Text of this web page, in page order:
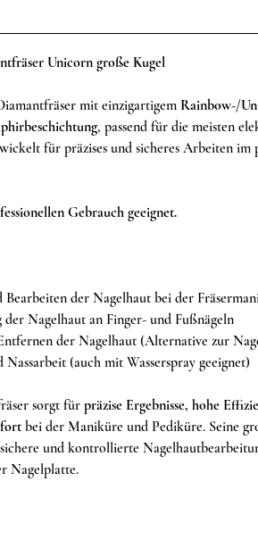
Unicorn große Kugel
mit einzigartigem Rainbow-/
, passend für die meisten
für präzises und sicheres Arbeiten im
Gebrauch geeignet.
Bearbeiten der Nagelhaut bei der
Nagelhaut an Finger- und Fußnägeln
der Nagelhaut (Alternative zur
(auch mit Wasserspray geeignet)
sorgt fürpräzise Ergebnisse, hohe
bei der Maniküre und Pediküre. Seine
und kontrollierte
Nagelplatte.